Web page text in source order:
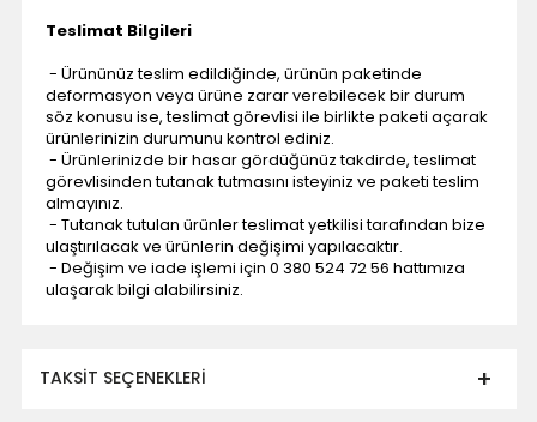
Teslimat Bilgileri
- Ürününüz teslim edildiğinde, ürünün paketinde
deformasyon veya ürüne zarar verebilecek bir durum
söz konusu ise, teslimat görevlisi ile birlikte paketi açarak
ürünlerinizin durumunu kontrol ediniz.
- Ürünlerinizde bir hasar gördüğünüz takdirde, teslimat
görevlisinden tutanak tutmasını isteyiniz ve paketi teslim
almayınız.
- Tutanak tutulan ürünler teslimat yetkilisi tarafından bize
ulaştırılacak ve ürünlerin değişimi yapılacaktır.
- Değişim ve iade işlemi için 0 380 524 72 56 hattımıza
ulaşarak bilgi alabilirsiniz.
TAKSIT SEÇENEKLERI